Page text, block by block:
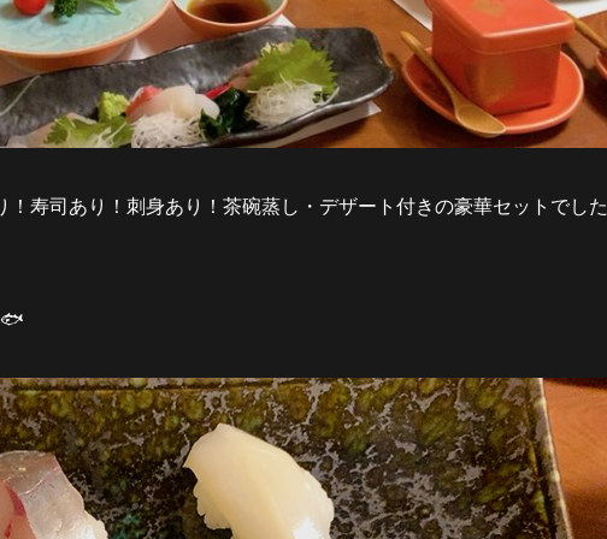
寿司あり！刺身あり！茶碗蒸し・デザート付きの豪華セットでし
🐟